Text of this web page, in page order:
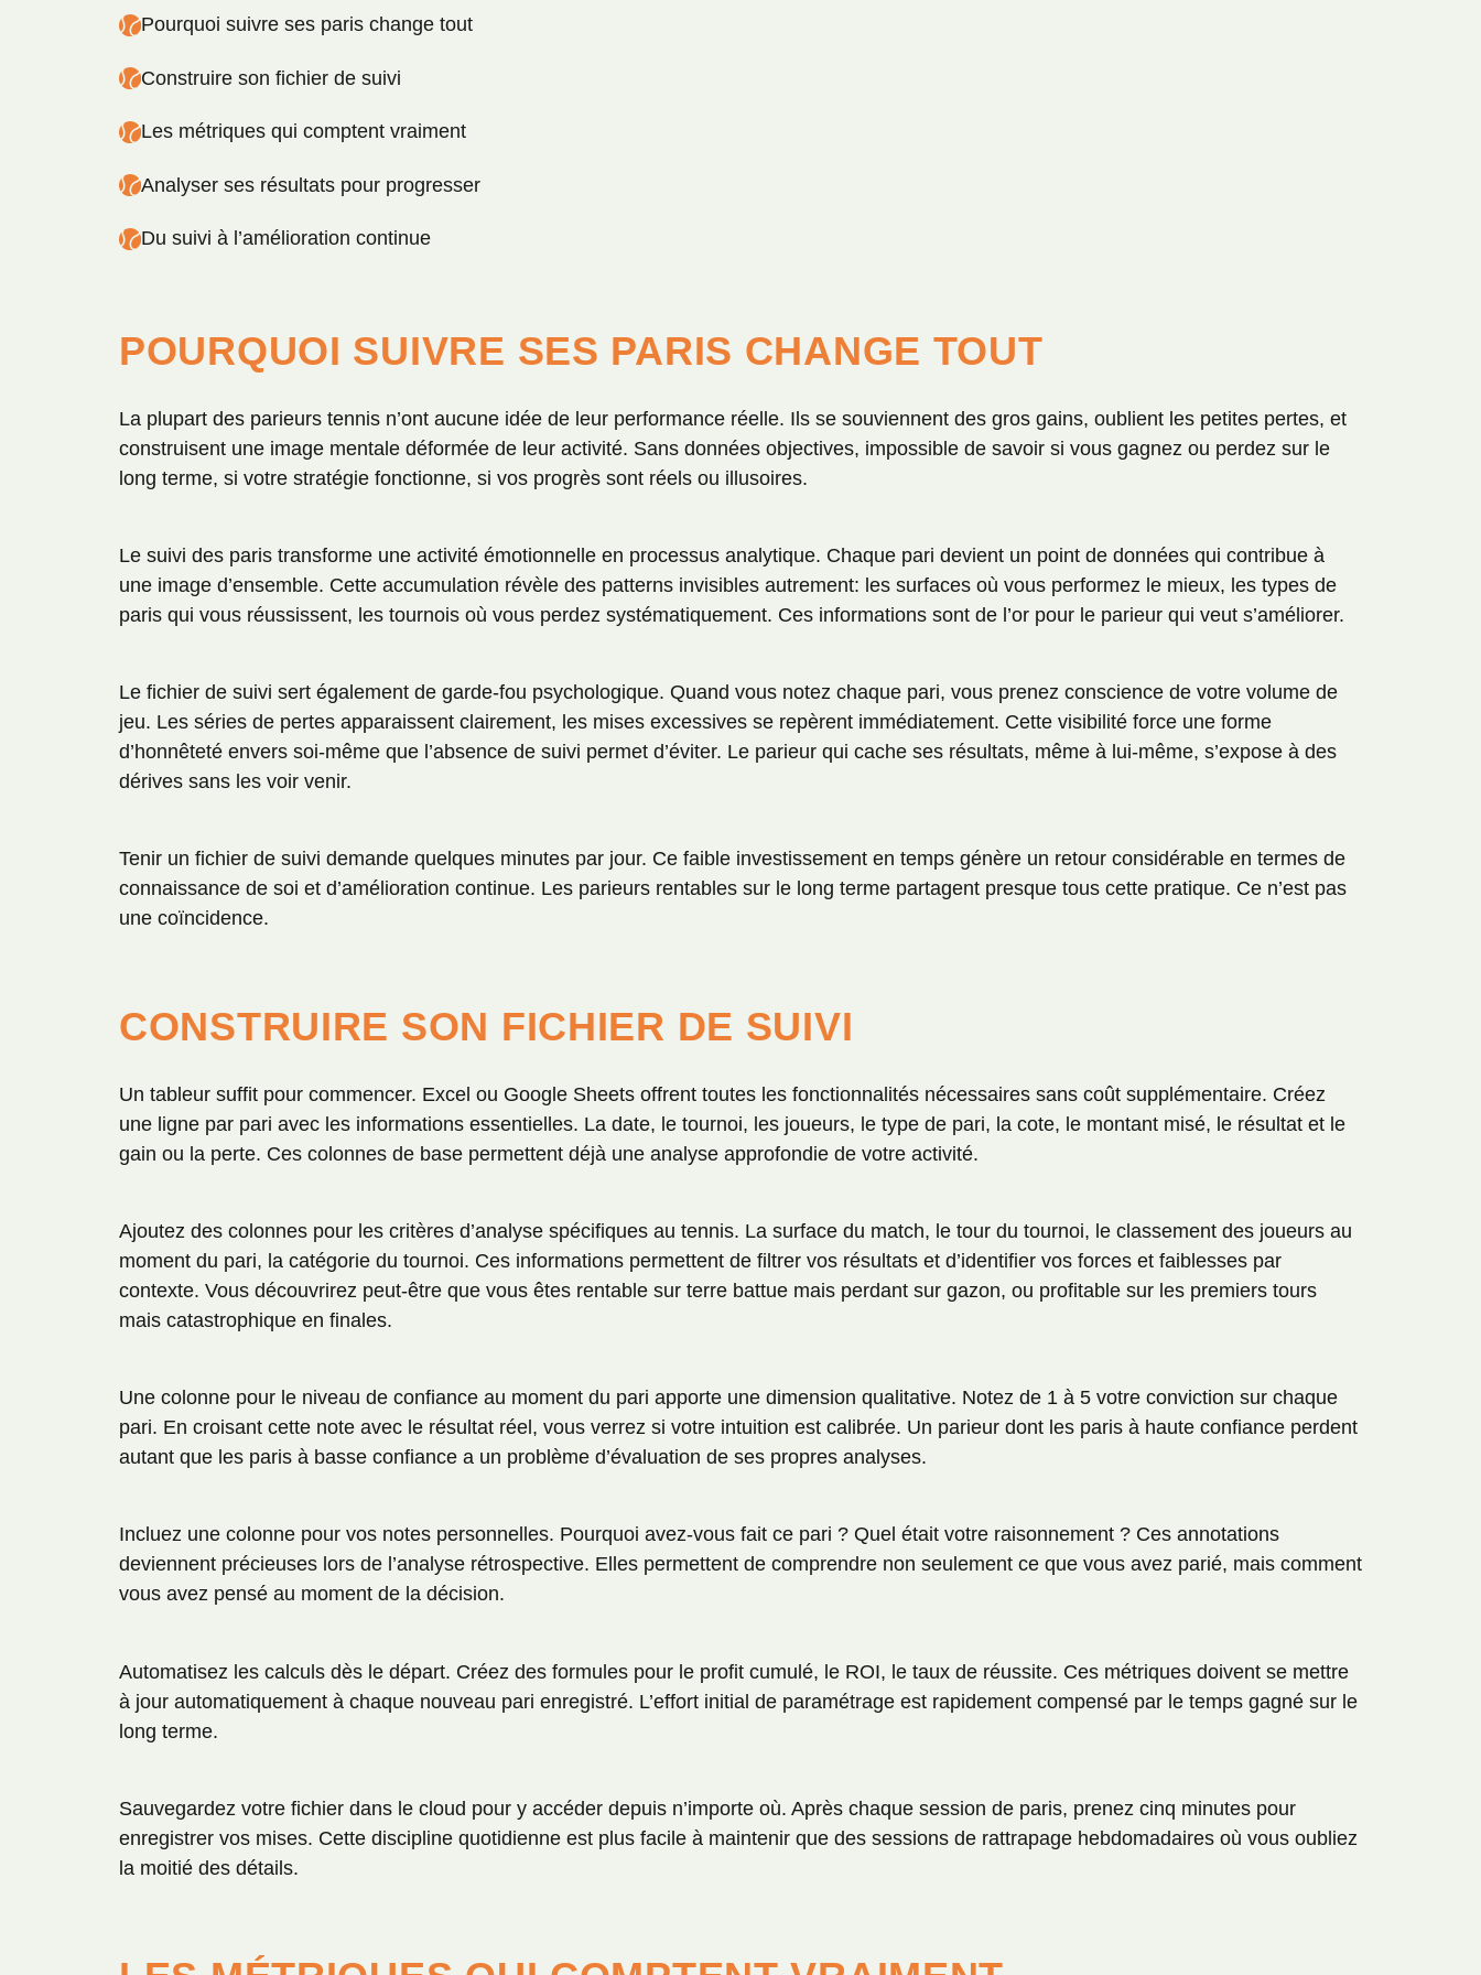
Pourquoi suivre ses paris change tout
Construire son fichier de suivi
Les métriques qui comptent vraiment
Analyser ses résultats pour progresser
Du suivi à l’amélioration continue
POURQUOI SUIVRE SES PARIS CHANGE TOUT
La plupart des parieurs tennis n’ont aucune idée de leur performance réelle. Ils se souviennent des gros gains, oublient les petites pertes, et
construisent une image mentale déformée de leur activité. Sans données objectives, impossible de savoir si vous gagnez ou perdez sur le
long terme, si votre stratégie fonctionne, si vos progrès sont réels ou illusoires.
Le suivi des paris transforme une activité émotionnelle en processus analytique. Chaque pari devient un point de données qui contribue à
une image d’ensemble. Cette accumulation révèle des patterns invisibles autrement: les surfaces où vous performez le mieux, les types de
paris qui vous réussissent, les tournois où vous perdez systématiquement. Ces informations sont de l’or pour le parieur qui veut s’améliorer.
Le fichier de suivi sert également de garde-fou psychologique. Quand vous notez chaque pari, vous prenez conscience de votre volume de
jeu. Les séries de pertes apparaissent clairement, les mises excessives se repèrent immédiatement. Cette visibilité force une forme
d’honnêteté envers soi-même que l’absence de suivi permet d’éviter. Le parieur qui cache ses résultats, même à lui-même, s’expose à des
dérives sans les voir venir.
Tenir un fichier de suivi demande quelques minutes par jour. Ce faible investissement en temps génère un retour considérable en termes de
connaissance de soi et d’amélioration continue. Les parieurs rentables sur le long terme partagent presque tous cette pratique. Ce n’est pas
une coïncidence.
CONSTRUIRE SON FICHIER DE SUIVI
Un tableur suffit pour commencer. Excel ou Google Sheets offrent toutes les fonctionnalités nécessaires sans coût supplémentaire. Créez
une ligne par pari avec les informations essentielles. La date, le tournoi, les joueurs, le type de pari, la cote, le montant misé, le résultat et le
gain ou la perte. Ces colonnes de base permettent déjà une analyse approfondie de votre activité.
Ajoutez des colonnes pour les critères d’analyse spécifiques au tennis. La surface du match, le tour du tournoi, le classement des joueurs au
moment du pari, la catégorie du tournoi. Ces informations permettent de filtrer vos résultats et d’identifier vos forces et faiblesses par
contexte. Vous découvrirez peut-être que vous êtes rentable sur terre battue mais perdant sur gazon, ou profitable sur les premiers tours
mais catastrophique en finales.
Une colonne pour le niveau de confiance au moment du pari apporte une dimension qualitative. Notez de 1 à 5 votre conviction sur chaque
pari. En croisant cette note avec le résultat réel, vous verrez si votre intuition est calibrée. Un parieur dont les paris à haute confiance perdent
autant que les paris à basse confiance a un problème d’évaluation de ses propres analyses.
Incluez une colonne pour vos notes personnelles. Pourquoi avez-vous fait ce pari ? Quel était votre raisonnement ? Ces annotations
deviennent précieuses lors de l’analyse rétrospective. Elles permettent de comprendre non seulement ce que vous avez parié, mais comment
vous avez pensé au moment de la décision.
Automatisez les calculs dès le départ. Créez des formules pour le profit cumulé, le ROI, le taux de réussite. Ces métriques doivent se mettre
à jour automatiquement à chaque nouveau pari enregistré. L’effort initial de paramétrage est rapidement compensé par le temps gagné sur le
long terme.
Sauvegardez votre fichier dans le cloud pour y accéder depuis n’importe où. Après chaque session de paris, prenez cinq minutes pour
enregistrer vos mises. Cette discipline quotidienne est plus facile à maintenir que des sessions de rattrapage hebdomadaires où vous oubliez
la moitié des détails.